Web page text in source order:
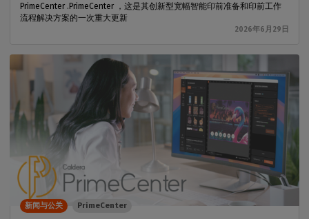
PrimeCenter .PrimeCenter ，这是其创新型宽幅智能印前准备和印前工作
流程解决方案的一次重大更新
2026年6月29日
新闻与公关 PrimeCenter